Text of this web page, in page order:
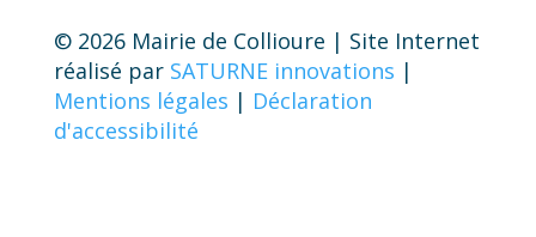
© 2026 Mairie de Collioure | Site Internet
réalisé par SATURNE innovations |
Mentions légales | Déclaration
d'accessibilité